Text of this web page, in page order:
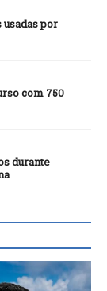
por
com 750
durante